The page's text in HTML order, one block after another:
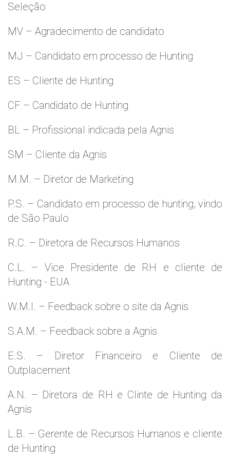
Seleção
MV – Agradecimento de candidato
MJ – Candidato em processo de Hunting
ES – Cliente de Hunting
CF – Candidato de Hunting
BL – Profissional indicada pela Agnis
SM – Cliente da Agnis
M.M. – Diretor de Marketing
P.S. – Candidato em processo de hunting, vindo
de São Paulo
R.C. – Diretora de Recursos Humanos
C.L. – Vice Presidente de RH e cliente de
Hunting - EUA
W.M.l. – Feedback sobre o site da Agnis
S.A.M. – Feedback sobre a Agnis
E.S. – Diretor Financeiro e Cliente de
Outplacement
A.N. – Diretora de RH e Clinte de Hunting da
Agnis
L.B. – Gerente de Recursos Humanos e cliente
de Hunting